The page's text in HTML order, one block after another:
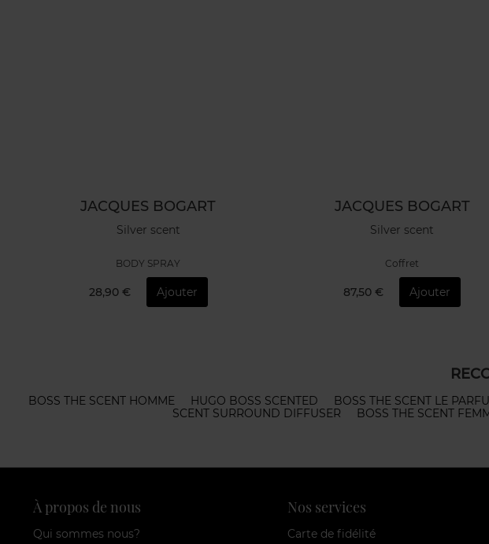
JACQUES BOGART
Silver scent
BODY SPRAY
28,90 € Ajouter
JACQUES BOGART
Silver scent
Coffret
87,50 € Ajouter
BOSS THE SCENT HOMME HUGO BOSS SCENTED BOSS THE SCENT LE
SCENT SURROUND DIFFUSER
BOSS THE SCENT
À propos de nous
Qui sommes nous?
Nos services
Carte de fidélité